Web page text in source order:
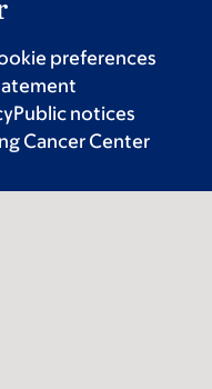
preferences
Public notices
Cancer Center